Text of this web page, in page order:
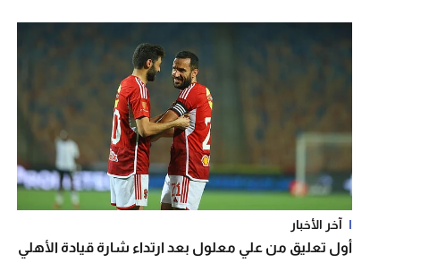
آخر الأخبار
أول تعليق من علي معلول بعد ارتداء شارة قيادة الأهلي